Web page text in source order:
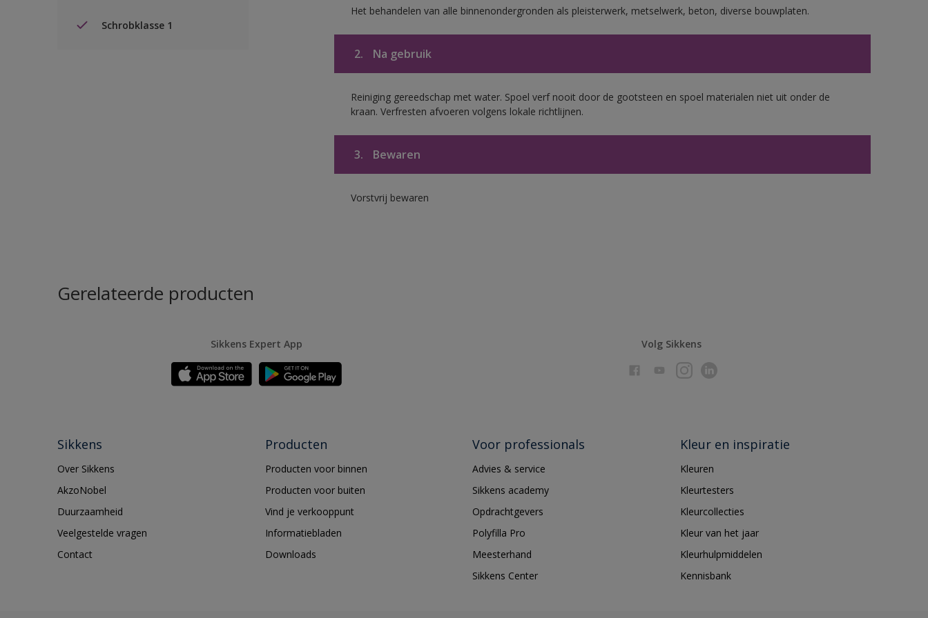
Schrobklasse 1
Het behandelen van alle binnenondergronden als pleisterwerk, metselwerk, beton, diverse bouwplaten.
2. Na gebruik
Reiniging gereedschap met water. Spoel verf nooit door de gootsteen en spoel materialen niet uit onder de
kraan. Verfresten afvoeren volgens lokale richtlijnen.
3. Bewaren
Vorstvrij bewaren
Gerelateerde producten
Sikkens Expert App Volg Sikkens
Sikkens
Over Sikkens
AkzoNobel
Duurzaamheid
Veelgestelde vragen
Contact
Producten
Producten voor binnen
Producten voor buiten
Vind je verkooppunt
Informatiebladen
Downloads
Voor professionals
Advies & service
Sikkens academy
Opdrachtgevers
Polyfilla Pro
Meesterhand
Sikkens Center
Kleur en inspiratie
Kleuren
Kleurtesters
Kleurcollecties
Kleur van het jaar
Kleurhulpmiddelen
Kennisbank